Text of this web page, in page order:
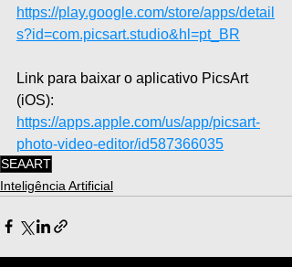
https://play.google.com/store/apps/detail
s?id=com.picsart.studio&hl=pt_BR
Link para baixar o aplicativo PicsArt
(iOS):
https://apps.apple.com/us/app/picsart-
photo-video-editor/id587366035
SEAART
Inteligência Artificial